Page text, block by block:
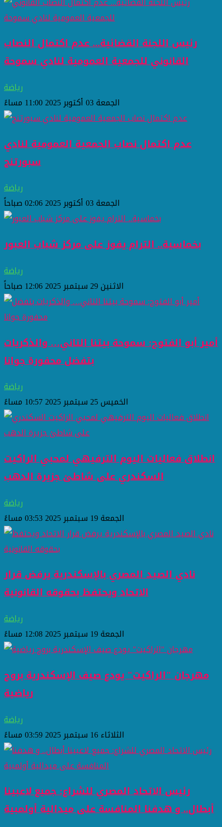
رئيس اللجنة القضائية... عدم اكتمال النصاب
القانوني للجمعية العمومية لنادي سموحة
رياضة
الجمعة 03 أكتوبر 2025 11:00 مساءً
عدم اكتمال نصاب الجمعية العمومية لنادي
سبورتنج
رياضة
الجمعة 03 أكتوبر 2025 02:06 صباحاً
بخماسية.. الترام يفوز على مركز شباب العبور
رياضة
الاثنين 29 سبتمبر 2025 12:06 صباحاً
أمير أبو الفتوح: سموحة بيتنا التاني… والذكريات
بتفضل محفورة جوانا
رياضة
الخميس 25 سبتمبر 2025 10:57 مساءً
انطلاق فعاليات اليوم الترفيهي لمحبي الراكيت
السكندري على شاطئ جزيرة الدهب
رياضة
الجمعة 19 سبتمبر 2025 03:53 مساءً
نادي الصيد المصري بالإسكندرية يرفض قرار
الاتحاد ويحتفظ بحقوقه القانونية
رياضة
الجمعة 19 سبتمبر 2025 12:08 مساءً
مهرجان "الراكيت" يودع صيف الإسكندرية بروح
رياضية
رياضة
الثلاثاء 16 سبتمبر 2025 03:59 مساءً
رئيس الاتحاد المصري للشراع: جميع لاعبينا
أبطال.. و هدفنا المنافسة على ميدالية أولمبية